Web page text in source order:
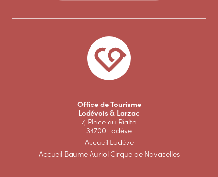
Office de Tourisme
Lodévois & Larzac
7, Place du Rialto
34700 Lodève
Accueil Lodève
Accueil Baume Auriol Cirque de Navacelles